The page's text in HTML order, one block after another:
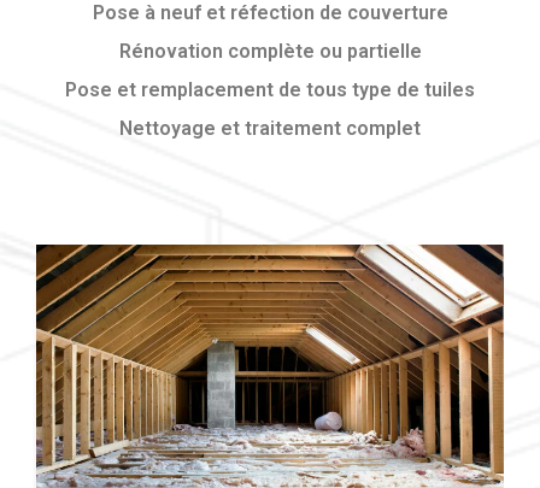
Pose à neuf et réfection de couverture
Rénovation complète ou partielle
Pose et remplacement de tous type de tuiles
Nettoyage et traitement complet